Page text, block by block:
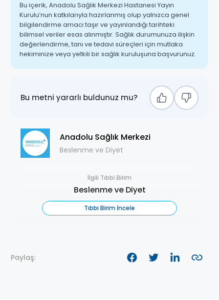
Bu içerik, Anadolu Sağlık Merkezi Hastanesi Yayın
Kurulu’nun katkılarıyla hazırlanmış olup yalnızca genel
bilgilendirme amacı taşır ve yayınlandığı tarihteki
bilimsel veriler esas alınmıştır. Sağlık durumunuza ilişkin
değerlendirme, tanı ve tedavi süreçleri için mutlaka
hekiminize veya yetkili bir sağlık kuruluşuna başvurunuz.
Bu metni yararlı buldunuz mu?
Anadolu Sağlık Merkezi
Beslenme ve Diyet
İlgili Tıbbi Birim
Beslenme ve Diyet
Tıbbi Birim İncele
Paylaş: